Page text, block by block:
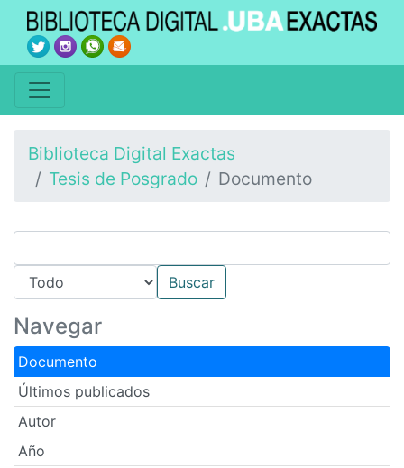
Biblioteca Digital Exactas
Tesis de Posgrado
Documento
Navegar
Documento
Últimos publicados
Autor
Año